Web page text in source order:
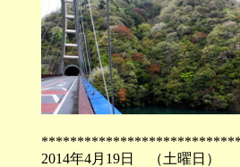
2014年4月